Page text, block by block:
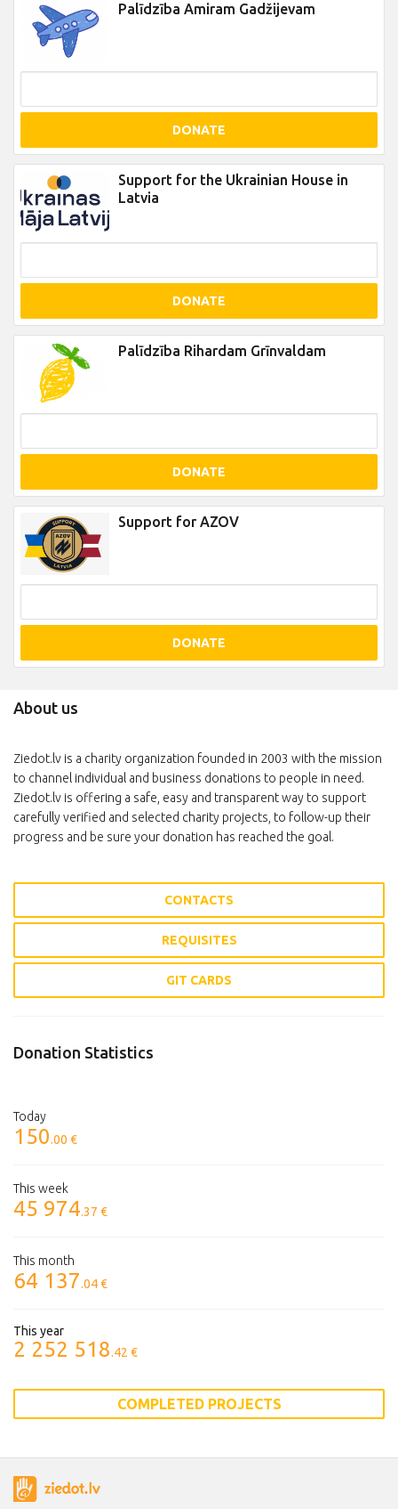
Palīdzība Amiram Gadžijevam
DONATE
Support for the Ukrainian House in
Latvia
DONATE
Palīdzība Rihardam Grīnvaldam
DONATE
Support for AZOV
DONATE
About us
Ziedot.lv is a charity organization founded in 2003 with the mission
to channel individual and business donations to people in need.
Ziedot.lv is offering a safe, easy and transparent way to support
carefully verified and selected charity projects, to follow-up their
progress and be sure your donation has reached the goal.
CONTACTS
REQUISITES
GIT CARDS
Donation Statistics
Today
150.00 €
This week
45 974.37 €
This month
64 137.04 €
This year
2 252 518.42 €
COMPLETED PROJECTS